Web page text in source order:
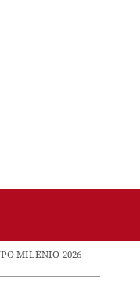
MILENIO 2026